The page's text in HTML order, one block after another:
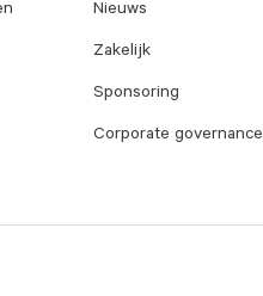
Nieuws
Zakelijk
Sponsoring
Corporate governance